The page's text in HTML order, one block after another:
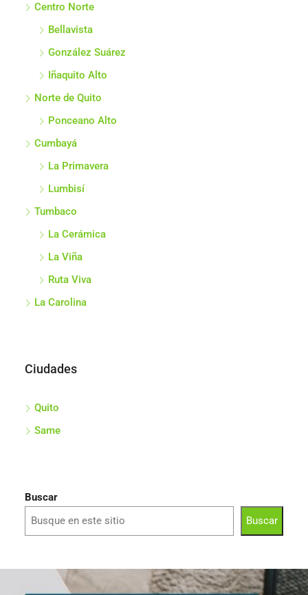
Centro Norte
Bellavista
González Suárez
Iñaquito Alto
Norte de Quito
Ponceano Alto
Cumbayá
La Primavera
Lumbisí
Tumbaco
La Cerámica
La Viña
Ruta Viva
La Carolina
Ciudades
Quito
Same
Buscar
Buscar